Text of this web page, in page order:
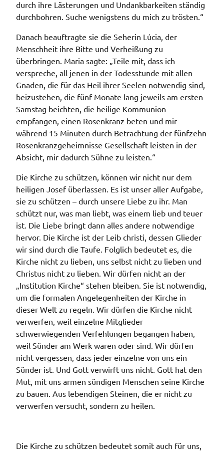
durch ihre Lästerungen und Undankbarkeiten ständig
durchbohren. Suche wenigstens du mich zu trösten.“
Danach beauftragte sie die Seherin Lúcia, der
Menschheit ihre Bitte und Verheißung zu
überbringen. Maria sagte: „Teile mit, dass ich
verspreche, all jenen in der Todesstunde mit allen
Gnaden, die für das Heil ihrer Seelen notwendig sind,
beizustehen, die fünf Monate lang jeweils am ersten
Samstag beichten, die heilige Kommunion
empfangen, einen Rosenkranz beten und mir
während 15 Minuten durch Betrachtung der fünfzehn
Rosenkranzgeheimnisse Gesellschaft leisten in der
Absicht, mir dadurch Sühne zu leisten.“
Die Kirche zu schützen, können wir nicht nur dem
heiligen Josef überlassen. Es ist unser aller Aufgabe,
sie zu schützen – durch unsere Liebe zu ihr. Man
schützt nur, was man liebt, was einem lieb und teuer
ist. Die Liebe bringt dann alles andere notwendige
hervor. Die Kirche ist der Leib christi, dessen Glieder
wir sind durch die Taufe. Folglich bedeutet es, die
Kirche nicht zu lieben, uns selbst nicht zu lieben und
Christus nicht zu lieben. Wir dürfen nicht an der
„Institution Kirche“ stehen bleiben. Sie ist notwendig,
um die formalen Angelegenheiten der Kirche in
dieser Welt zu regeln. Wir dürfen die Kirche nicht
verwerfen, weil einzelne Mitglieder
schwerwiegenden Verfehlungen begangen haben,
weil Sünder am Werk waren oder sind. Wir dürfen
nicht vergessen, dass jeder einzelne von uns ein
Sünder ist. Und Gott verwirft uns nicht. Gott hat den
Mut, mit uns armen sündigen Menschen seine Kirche
zu bauen. Aus lebendigen Steinen, die er nicht zu
verwerfen versucht, sondern zu heilen.
Die Kirche zu schützen bedeutet somit auch für uns,